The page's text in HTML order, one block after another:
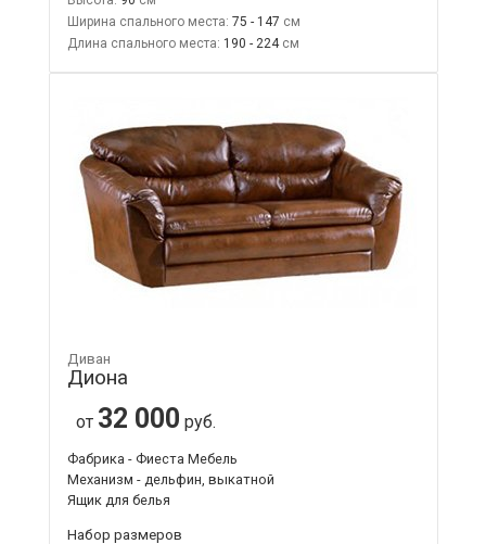
Ширина спального места: 75 - 147
Длина спального места: 190 - 224
Диван
Диона
от 32 000 руб.
Фабрика - Фиеста Мебель
Механизм - дельфин, выкатной
Ящик для белья
Набор размеров